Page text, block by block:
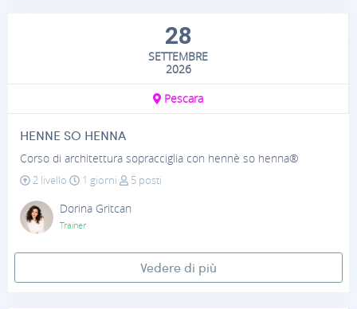
28
SETTEMBRE
2026
Pescara
HENNE SO HENNA
Corso di architettura sopracciglia con hennè so henna®
2 livello
1 giorni
5 posti
Dorina Gritcan
Trainer
Vedere di più